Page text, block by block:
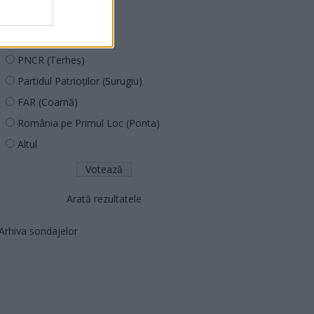
PNCR (Terheș)
Partidul Patrioților (Surugiu)
FAR (Coarnă)
România pe Primul Loc (Ponta)
Altul
Arată rezultatele
sondajelor